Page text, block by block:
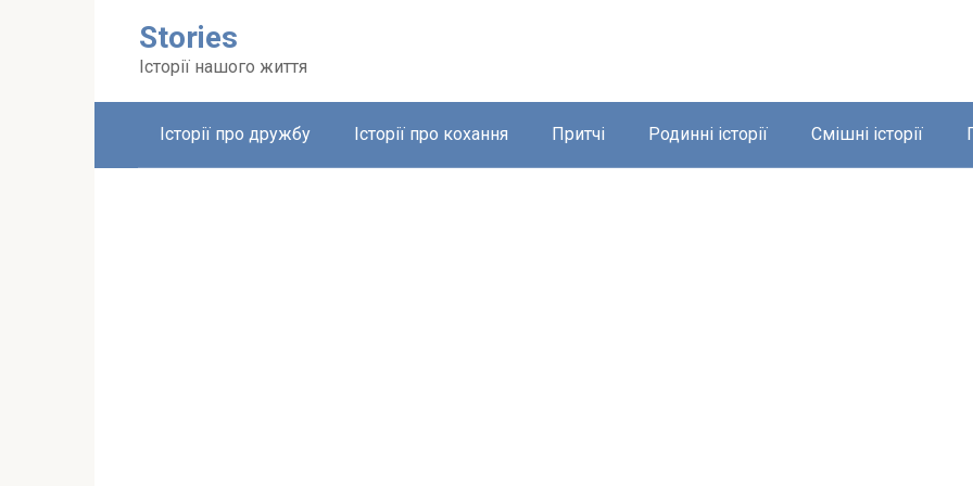
Stories
Історії нашого життя
Історії про дружбу Історії про кохання Притчі Родинні історії Смішні історії